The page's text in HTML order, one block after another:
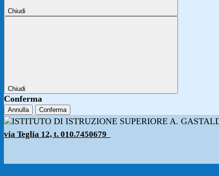
Chiudi
Chiudi
Conferma
Annulla Conferma
via Teglia 12, t. 010.7450679